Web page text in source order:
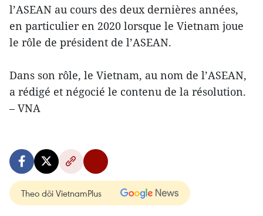
l’ASEAN au cours des deux dernières années,
en particulier en 2020 lorsque le Vietnam joue
le rôle de président de l’ASEAN.
Dans son rôle, le Vietnam, au nom de l’ASEAN,
a rédigé et négocié le contenu de la résolution.
– VNA
Theo dõi VietnamPlus